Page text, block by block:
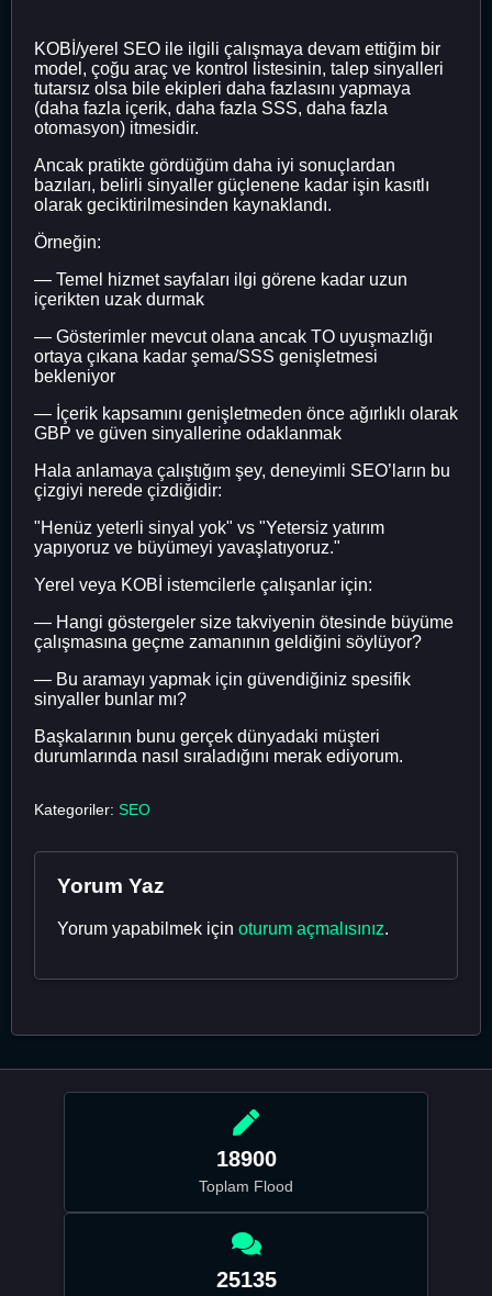
KOBİ/yerel SEO ile ilgili çalışmaya devam ettiğim bir
model, çoğu araç ve kontrol listesinin, talep sinyalleri
tutarsız olsa bile ekipleri daha fazlasını yapmaya
(daha fazla içerik, daha fazla SSS, daha fazla
otomasyon) itmesidir.
Ancak pratikte gördüğüm daha iyi sonuçlardan
bazıları, belirli sinyaller güçlenene kadar işin kasıtlı
olarak geciktirilmesinden kaynaklandı.
Örneğin:
— Temel hizmet sayfaları ilgi görene kadar uzun
içerikten uzak durmak
— Gösterimler mevcut olana ancak TO uyuşmazlığı
ortaya çıkana kadar şema/SSS genişletmesi
bekleniyor
— İçerik kapsamını genişletmeden önce ağırlıklı olarak
GBP ve güven sinyallerine odaklanmak
Hala anlamaya çalıştığım şey, deneyimli SEO’ların bu
çizgiyi nerede çizdiğidir:
"Henüz yeterli sinyal yok" vs "Yetersiz yatırım
yapıyoruz ve büyümeyi yavaşlatıyoruz."
Yerel veya KOBİ istemcilerle çalışanlar için:
— Hangi göstergeler size takviyenin ötesinde büyüme
çalışmasına geçme zamanının geldiğini söylüyor?
— Bu aramayı yapmak için güvendiğiniz spesifik
sinyaller bunlar mı?
Başkalarının bunu gerçek dünyadaki müşteri
durumlarında nasıl sıraladığını merak ediyorum.
Kategoriler: SEO
Yorum Yaz
Yorum yapabilmek için oturum açmalısınız.
18900
Toplam Flood
25135